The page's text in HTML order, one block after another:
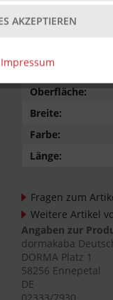
Gewicht:
Oberfläche:
Breite:
Farbe:
Länge:
Fragen zum
Weitere Artikel
Angaben zur
dormakaba
DORMA Platz 1
58256 Ennepetal
DE
AKZEPTIEREN
Impressum